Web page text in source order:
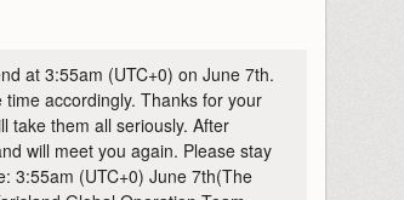
at 3:55am (UTC+0) on June 7th.
accordingly. Thanks for your
take them all seriously. After
will meet you again. Please stay
3:55am (UTC+0) June 7th(The